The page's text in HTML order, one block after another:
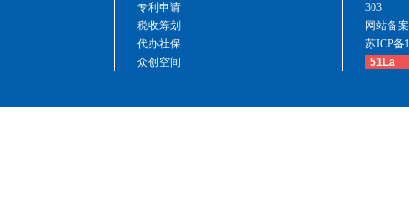
专利申请
税收筹划
代办社保
众创空间
303
网站备
苏ICP备
51La